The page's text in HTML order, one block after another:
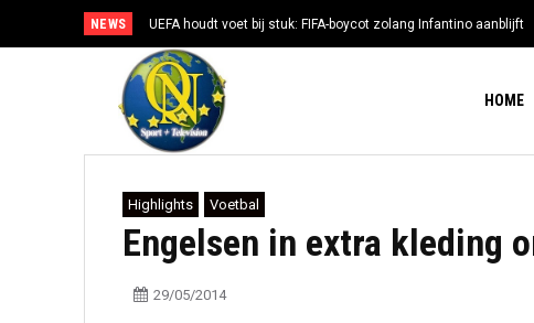
NEWS UEFA houdt voet bij stuk: FIFA-boycot zolang Infantino aanblijft
HOME
Highlights Voetbal
Engelsen in extra kleding
29/05/2014